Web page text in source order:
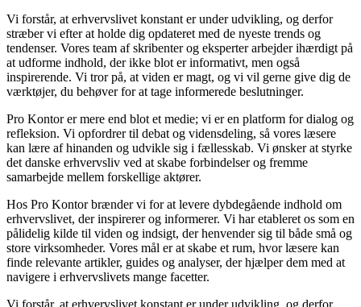
Vi forstår, at erhvervslivet konstant er under udvikling, og derfor
stræber vi efter at holde dig opdateret med de nyeste trends og
tendenser. Vores team af skribenter og eksperter arbejder ihærdigt på
at udforme indhold, der ikke blot er informativt, men også
inspirerende. Vi tror på, at viden er magt, og vi vil gerne give dig de
værktøjer, du behøver for at tage informerede beslutninger.
Pro Kontor er mere end blot et medie; vi er en platform for dialog og
refleksion. Vi opfordrer til debat og vidensdeling, så vores læsere
kan lære af hinanden og udvikle sig i fællesskab. Vi ønsker at styrke
det danske erhvervsliv ved at skabe forbindelser og fremme
samarbejde mellem forskellige aktører.
Hos Pro Kontor brænder vi for at levere dybdegående indhold om
erhvervslivet, der inspirerer og informerer. Vi har etableret os som en
pålidelig kilde til viden og indsigt, der henvender sig til både små og
store virksomheder. Vores mål er at skabe et rum, hvor læsere kan
finde relevante artikler, guides og analyser, der hjælper dem med at
navigere i erhvervslivets mange facetter.